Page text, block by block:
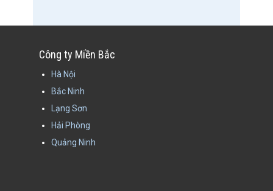
Công ty Miền Bắc
Hà Nội
Bắc Ninh
Lạng Sơn
Hải Phòng
Quảng Ninh